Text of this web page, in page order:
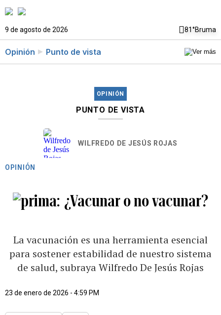
9 de agosto de 2026 81°Bruma
Opinión Punto de vista
OPINIÓN
PUNTO DE VISTA
WILFREDO DE JESÚS ROJAS
OPINIÓN
¿Vacunar o no vacunar?
La vacunación es una herramienta esencial
para sostener estabilidad de nuestro sistema
de salud, subraya Wilfredo De Jesús Rojas
23 de enero de 2026 - 4:59 PM